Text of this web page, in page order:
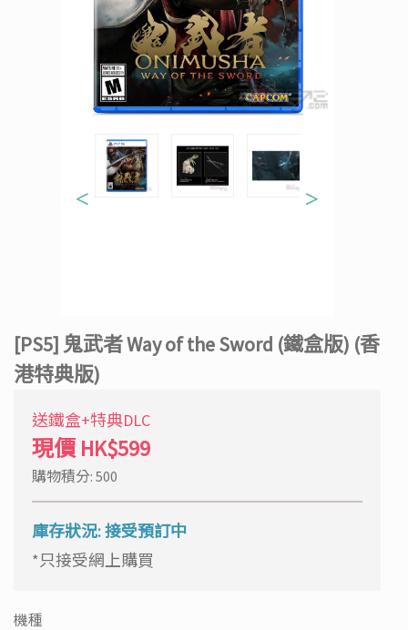
＜ ＞
[PS5] 鬼武者 Way of the Sword (鐵盒版) (香
港特典版)
送鐵盒+特典DLC
現價 HK$599
購物積分: 500
庫存狀況: 接受預訂中
*只接受網上購買
機種